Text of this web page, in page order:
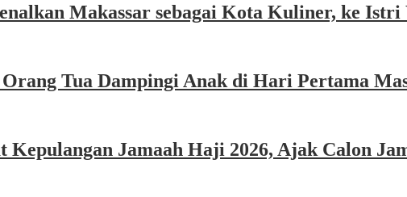
Makassar sebagai Kota Kuliner, ke Istri
Tua Dampingi Anak di Hari Pertama
Kepulangan Jamaah Haji 2026, Ajak Calon